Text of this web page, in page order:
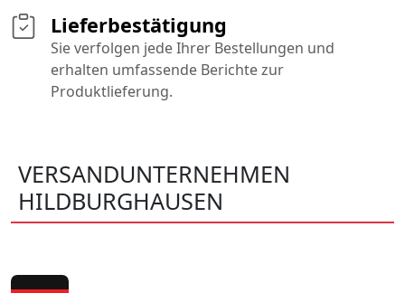
Lieferbestätigung
Sie verfolgen jede Ihrer Bestellungen und
erhalten umfassende Berichte zur
Produktlieferung.
VERSANDUNTERNEHMEN
HILDBURGHAUSEN